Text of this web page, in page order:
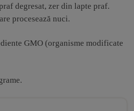
degresat, zer din lapte praf.
procesează nuci.
GMO (organisme modificate